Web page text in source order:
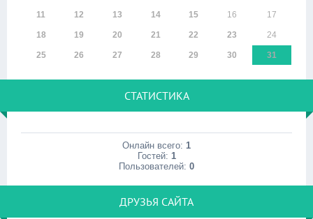
11 12 13 14 15 16 17
18 19 20 21 22 23 24
25 26 27 28 29 30 31
СТАТИСТИКА
Онлайн всего: 1
Гостей: 1
Пользователей: 0
ДРУЗЬЯ САЙТА